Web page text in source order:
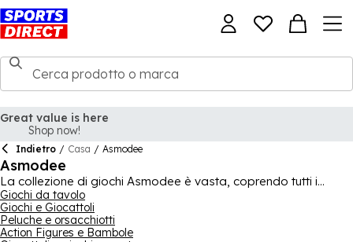
Great value is here
Shop now!
Indietro / Casa / Asmodee
Asmodee
La collezione di giochi Asmodee è vasta, coprendo tutti i
generi e gli interessi per appagare tutti. Abbiamo una grande
selezione di giochi e collezionabili, perfetti per le serate di
gioco con famiglia e amici. Ci sono molti giochi che
soddisferanno tutti, con diversi tipi di giochi tra cui giochi di
Giochi da tavolo
Giochi e Giocattoli
Peluche e orsacchiotti
Action Figures e Bambole